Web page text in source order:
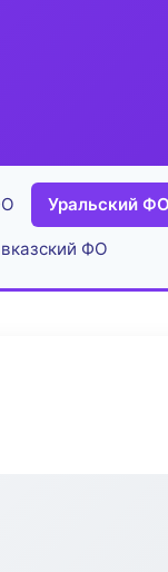
Уральский ФО
ФО